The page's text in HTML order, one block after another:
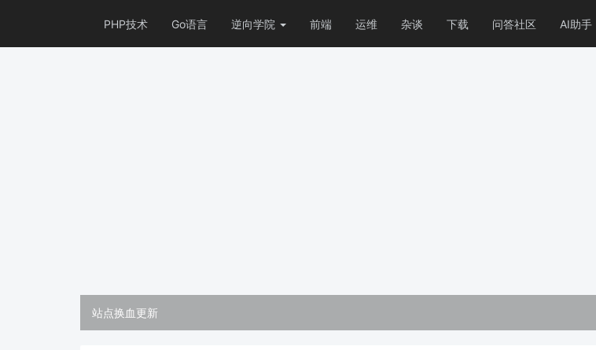
PHP技术 Go语言 逆向学院 前端 运维 杂谈 下载 问答社区 AI助手
站点换血更新